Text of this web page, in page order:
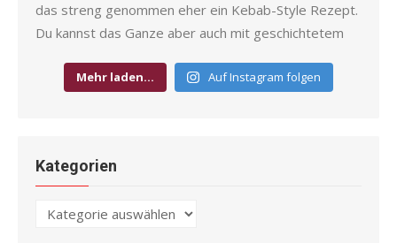
Mehr laden… Auf Instagram folgen
Kategorien
Kategorien